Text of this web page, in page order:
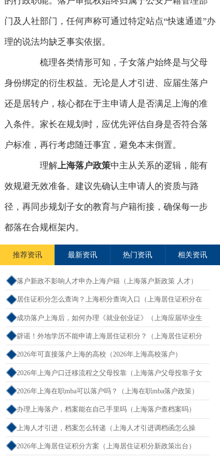
门及人社部门，任何声称可通过特定站点“快速通道”办
理的说法均缺乏事实依据。
梳理各类情形可知，子女落户始终是与父母
身份绑定的衍生权益。无论是人才引进、应届生落户
还是居转户，核心都在于主申请人是否满足上海的准
入条件。家长在规划时，应优先评估自身是否符合落
户标准，再行考虑随迁事宜，避免本末倒置。
理解上海落户政策中主从关系的逻辑，能有
效规避无效准备。建议先确认主申请人的资质与路
径，再同步规划子女的教育与户籍衔接，确保每一步
都落在合规框架内。
推荐资讯 最新资讯 热门资讯 相关资讯
落户新政不影响人才申办上海户籍（上海落户新政策 人才）
居住证积分怎么查询？上海积分查询入口（上海居住证积分在
哪查）
成功落户上海后，如何办理《就业创业证》（上海应届毕业生
创业落户）
辟谣！外地学历不能申请上海居住证积分？（上海居住证积分
外地大专可以吗）
2026年可直接落户上海的高校（2026年上海高校落户）
2026年上海户口迁移流程之父母投靠（上海落户父母投靠子女
需多长时间）
2026年上海在职mba可以落户吗？（上海在职mba落户政策）
办理上海落户，档案能在自己手里吗（上海落户查档案吗）
上海人才引进，档案怎么转递（上海人才引进调档函怎么操
作）
2026年上海居住证积分方案（上海居住证积分新政策出台）